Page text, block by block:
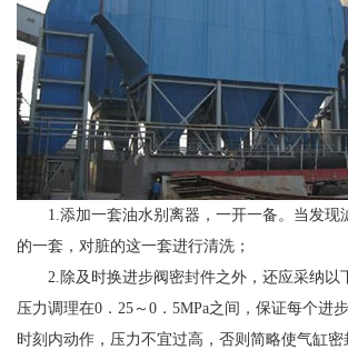
1.添加一套油水别离器，一开一备。当发现
的一套，对脏的这一套进行清洗；
2.除及时换进步阀密封件之外，还应采纳以
压力调理在0．25～0．5MPa之间，保证每个进
时刻内动作，压力不宜过高，否则简略使气缸